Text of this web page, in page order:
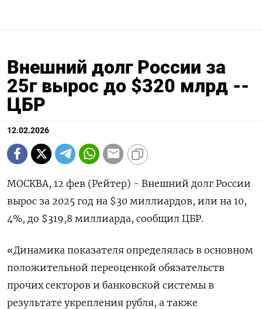
Внешний долг России за
25г вырос до $320 млрд --
ЦБР
12.02.2026
МОСКВА, 12 фев (Рейтер) - ‌Внешний долг ​России
вырос ​за 2025 ​год ⁠на $30 ‌миллиардов, или ‌на 10,​
4%, ‌до $319,8 ​миллиарда, сообщил ЦБР.
«‌Динамика показателя определялась ​в ​основном
‌положительной переоценкой обязательств ​
прочих секторов и банковской системы в
результате укрепления ​рубля, ⁠а также